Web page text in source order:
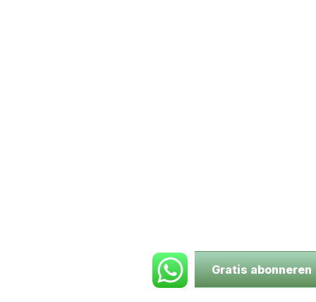
Gratis abonneren